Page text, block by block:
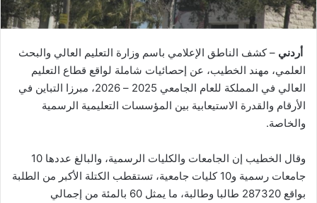
أردني – كشف الناطق الإعلامي باسم وزارة التعليم العالي والبحث
العلمي، مهند الخطيب، عن إحصائيات شاملة لواقع قطاع التعليم
العالي في المملكة للعام الجامعي 2025 – 2026، مبرزا التباين في
الأرقام والقدرة الاستيعابية بين المؤسسات التعليمية الرسمية
والخاصة.
وقال الخطيب إن الجامعات والكليات الرسمية، والبالغ عددها 10
جامعات رسمية و10 كليات جامعية، تستقطب الكتلة الأكبر من الطلبة
بواقع 287320 طالبا وطالبة، ما يمثل 60 بالمئة من إجمالي